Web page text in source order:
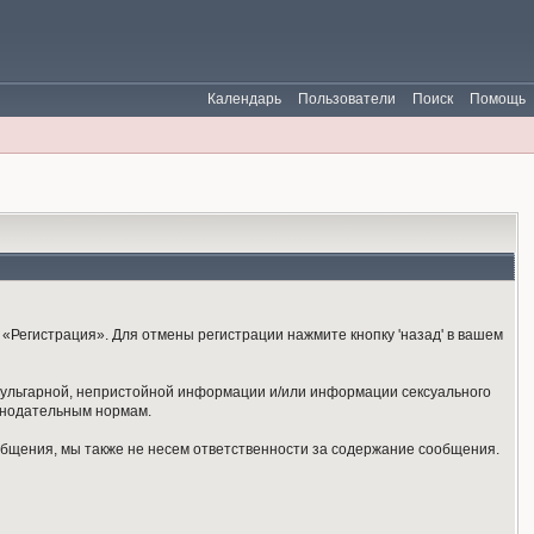
Помощь
Поиск
Пользователи
Календарь
Для отмены регистрации нажмите кнопку 'назад' в вашем
непристойной информации и/или информации сексуального
нормам.
мы также не несем ответственности за содержание сообщения.